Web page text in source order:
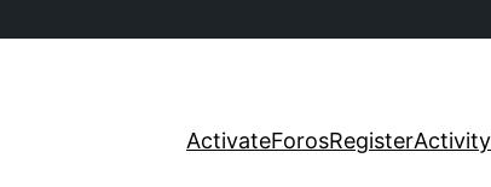
ActivateForosRegisterActivity